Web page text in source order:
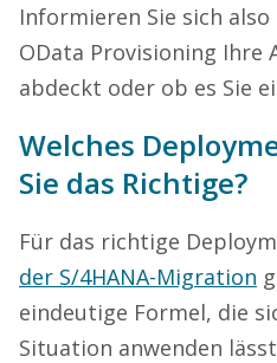
Informieren Sie sich
OData Provisioning Ihre
abdeckt oder ob es Sie
Welches
Sie das Richtige?
Für das richtige
der S/4HANA-Migration
eindeutige Formel, die
Situation anwenden